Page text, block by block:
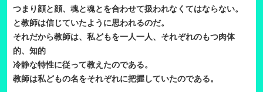
つまり顔と顔、魂と魂とを合わせて扱われなくてはならない。
と教師は信じていたように思われるのだ。
それだから教師は、私どもを一人一人、それぞれのもつ肉体
的、知的
冷静な特性に従って教えたのである。
教師は私どもの名をそれぞれに把握していたのである。